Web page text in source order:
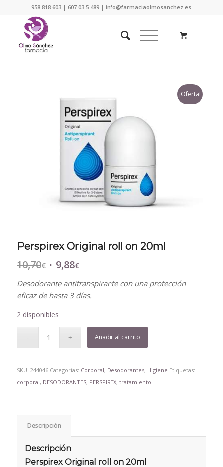
958 818 603 | 607 03 5 489 | info@farmaciaolmosanchez.es
¡Oferta!
Perspirex Original roll on 20ml
10,70€ El
original
era:
10,70€.
9,88€El
actual
es:
Desodorante antitranspirante con una protección
eficaz de hasta 3 días.
2 disponibles
Añadir al carrito
SKU: 244046 Categorías: Corporal, Desodorantes, Higiene Etiquetas:
corporal, DESODORANTES, PERSPIREX, tratamiento
Descripción
Descripción
Perspirex Original roll on 20ml